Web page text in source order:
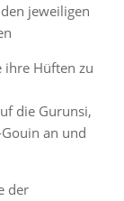
jeweiligen
ihre Hüften zu
die Gurunsi,
an und
der